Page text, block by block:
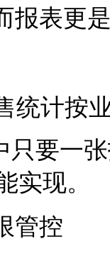
报表更
统计按
要一
实现。
管控